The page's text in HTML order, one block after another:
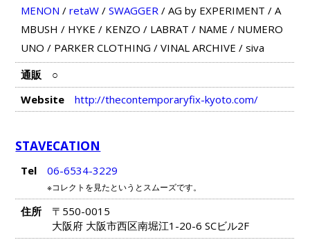
MENON / retaW/ SWAGGER/ AG by EXPERIMENT / A
MBUSH / HYKE / KENZO / LABRAT / NAME / NUMERO
UNO / PARKER CLOTHING / VINAL ARCHIVE / siva
通販
○
Website
http://thecontemporaryfix-kyoto.com/
STAVECATION
Tel 06-6534-3229
※コレクトを見たというとスムーズです。
住所
〒550-0015
大阪府 大阪市西区南堀江1-20-6 SCビル2F